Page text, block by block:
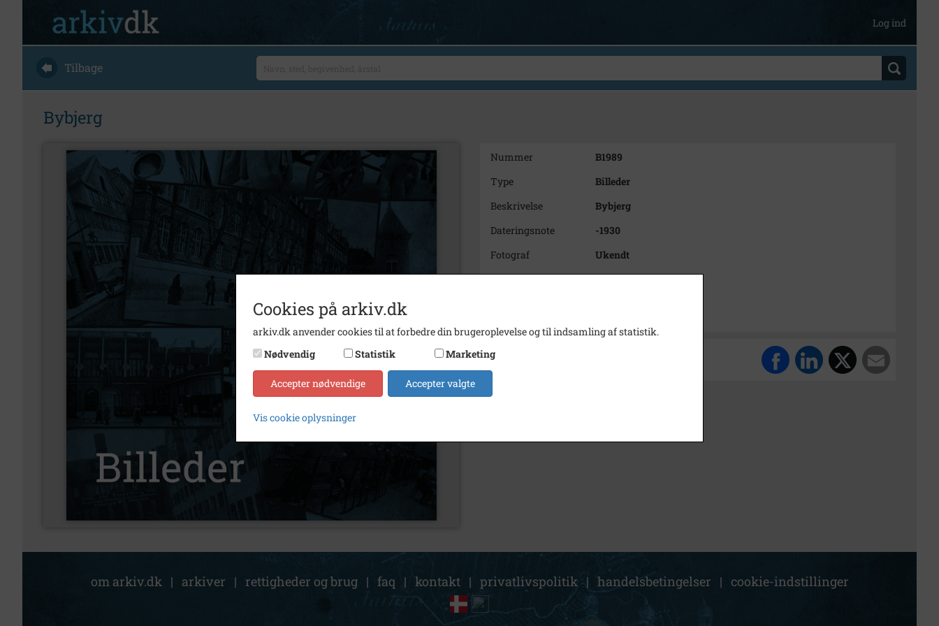
Log ind
Tilbage
Bybjerg
Nummer
B1989
Type
Billeder
Beskrivelse
Bybjerg
Dateringsnote
-1930
Fotograf
Ukendt
Arkiv
Holbæk Stadsarkiv
om arkiv.dk | arkiver | rettigheder og brug | faq | kontakt | privatlivspolitik | handelsbetingelser | cookie-indstillinger
Cookies på arkiv.dk
arkiv.dk anvender cookies til at forbedre din brugeroplevelse og til indsamling af statistik.
Nødvendig
Statistik Marketing
Accepter nødvendige Accepter valgte
Vis cookie oplysninger